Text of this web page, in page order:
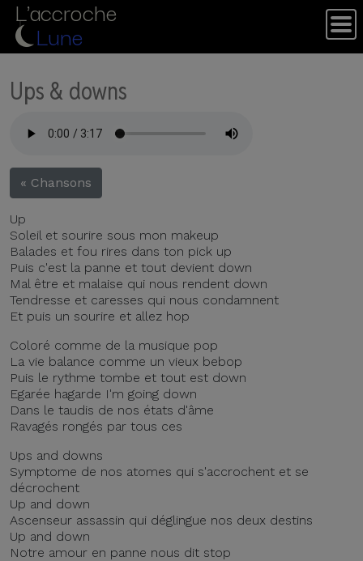
L'accroche
Lune
Ups & downs
« Chansons
Up
Soleil et sourire sous mon makeup
Balades et fou rires dans ton pick up
Puis c'est la panne et tout devient down
Mal être et malaise qui nous rendent down
Tendresse et caresses qui nous condamnent
Et puis un sourire et allez hop
Coloré comme de la musique pop
La vie balance comme un vieux bebop
Puis le rythme tombe et tout est down
Egarée hagarde I'm going down
Dans le taudis de nos états d'âme
Ravagés rongés par tous ces
Ups and downs
Symptome de nos atomes qui s'accrochent et se
décrochent
Up and down
Ascenseur assassin qui déglingue nos deux destins
Up and down
Notre amour en panne nous dit stop